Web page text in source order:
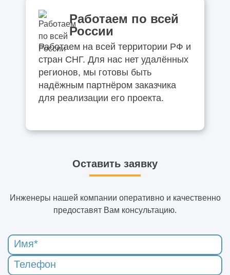
Работаем по всей
России
Работаем на всей территории РФ и
стран СНГ. Для нас нет удалённых
регионов, мы готовы быть
надёжным партнёром заказчика
для реализации его проекта.
Оставить заявку
Инженеры нашей компании оперативно и качественно
предоставят Вам консультацию.